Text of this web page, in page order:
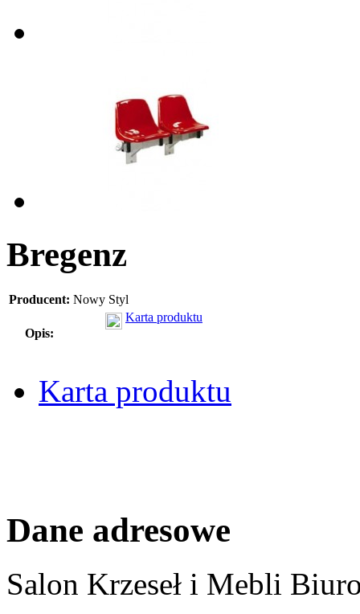
Bregenz
Producent: Nowy Styl
Opis:
Karta produktu
Karta produktu
Dane adresowe
Salon Krzeseł i Mebli